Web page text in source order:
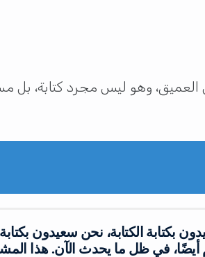
وهو ليس مجرد كتابة، بل
بكتابة الكتابة، نحن سعيدون
في ظل ما يحدث الآن. هذا